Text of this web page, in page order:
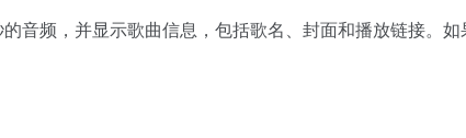
音频，并显示歌曲信息，包括歌名、封面和播放链接。